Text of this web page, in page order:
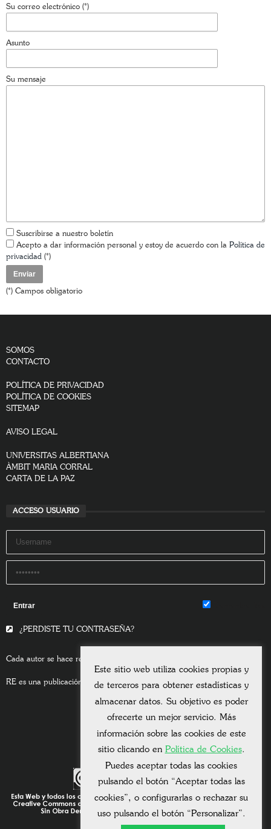
Su correo electrónico (*)
Asunto
Su mensaje
Suscribirse a nuestro boletín
Acepto a dar información personal y estoy de acuerdo con la Política de
privacidad (*)
(*) Campos obligatorio
SOMOS
CONTACTO
POLÍTICA DE PRIVACIDAD
POLÍTICA DE COOKIES
SITEMAP
AVISO LEGAL
UNIVERSITAS ALBERTIANA
ÀMBIT MARIA CORRAL
CARTA DE LA PAZ
ACCESO USUARIO
¿PERDISTE TU CONTRASEÑA?
Cada autor se hace responsable del contenido de sus escritos.
RE es una publicación asociada a la Universitas Albertiana.
Este sitio web utiliza cookies propias y
de terceros para obtener estadísticas y
almacenar datos. Su objetivo es poder
ofrecerte un mejor servicio. Más
información sobre las cookies de este
sitio clicando en Política de Cookies.
Puedes aceptar todas las cookies
pulsando el botón “Aceptar todas las
cookies”, o configurarlas o rechazar su
uso pulsando el botón “Personalizar”.